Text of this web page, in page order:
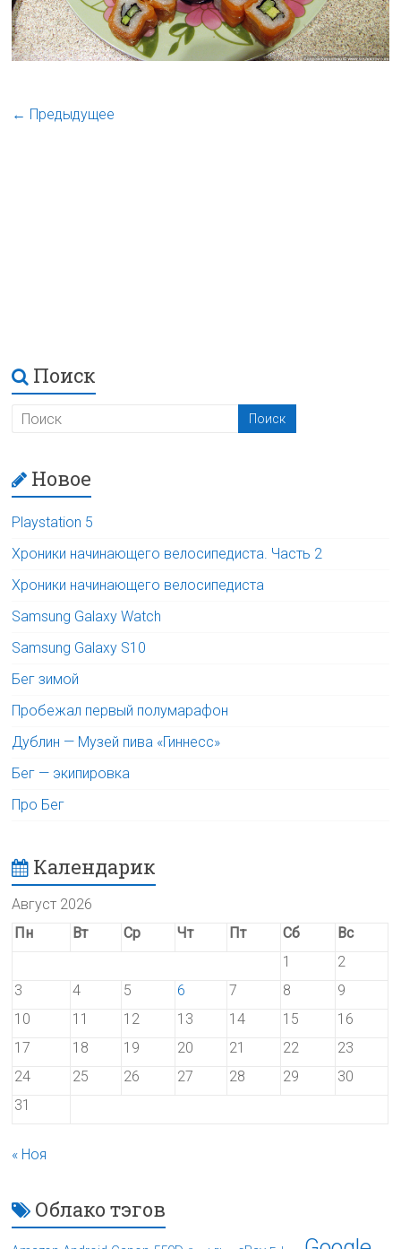
← Предыдущее
Поиск
Новое
Playstation 5
Хроники начинающего велосипедиста. Часть 2
Хроники начинающего велосипедиста
Samsung Galaxy Watch
Samsung Galaxy S10
Бег зимой
Пробежал первый полумарафон
Дублин — Музей пива «Гиннесс»
Бег — экипировка
Про Бег
Календарик
Август 2026
Пн
Вт Ср Чт Пт Сб
Вс
1
2
3
4 5 6 7 8
9
10
11 12 13 14 15
16
17
18 19 20 21 22
23
24
25 26 27 28 29
30
31
« Ноя
Облако тэгов